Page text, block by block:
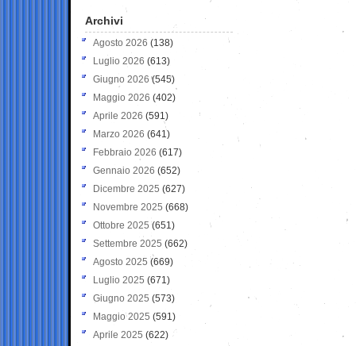
Archivi
Agosto 2026 (138)
Luglio 2026 (613)
Giugno 2026 (545)
Maggio 2026 (402)
Aprile 2026 (591)
Marzo 2026 (641)
Febbraio 2026 (617)
Gennaio 2026 (652)
Dicembre 2025 (627)
Novembre 2025 (668)
Ottobre 2025 (651)
Settembre 2025 (662)
Agosto 2025 (669)
Luglio 2025 (671)
Giugno 2025 (573)
Maggio 2025 (591)
Aprile 2025 (622)